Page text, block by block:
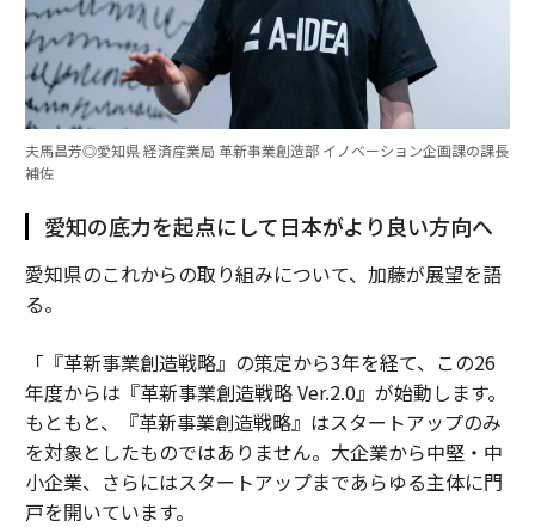
夫馬昌芳◎愛知県 経済産業局 革新事業創造部 イノベーション企画課の課長
補佐
愛知の底力を起点にして日本がより良い方向へ
愛知県のこれからの取り組みについて、加藤が展望を語
る。
「『革新事業創造戦略』の策定から3年を経て、この26
年度からは『革新事業創造戦略 Ver.2.0』が始動します。
もともと、『革新事業創造戦略』はスタートアップのみ
を対象としたものではありません。大企業から中堅・中
小企業、さらにはスタートアップまであらゆる主体に門
戸を開いています。